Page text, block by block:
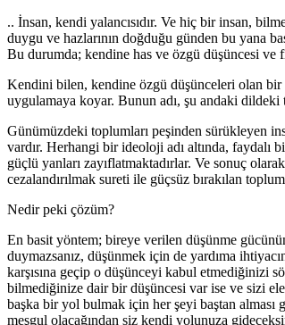
.. İnsan, kendi yalancısıdır. Ve hiç bir insan,
duygu ve hazlarının doğduğu günden bu yana
Bu durumda; kendine has ve özgü düşüncesi
Kendini bilen, kendine özgü düşünceleri olan
uygulamaya koyar. Bunun adı, şu andaki
Günümüzdeki toplumları peşinden sürükleyen
vardır. Herhangi bir ideoloji adı altında,
güçlü yanları zayıflatmaktadırlar. Ve sonuç
cezalandırılmak sureti ile güçsüz bırakılan
Nedir peki çözüm?
En basit yöntem; bireye verilen düşünme
duymazsanız, düşünmek için de yardıma
karşısına geçip o düşünceyi kabul etmediğinizi
bilmediğinize dair bir düşüncesi var ise ve sizi ele
başka bir yol bulmak için her şeyi baştan alması
meşgul olacağından siz kendi yolunuza